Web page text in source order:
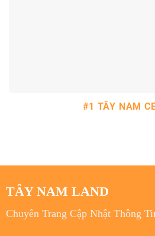
#1 TÂY NAM
TÂY NAM LAND
Chuyên Trang Cập Nhật Thông